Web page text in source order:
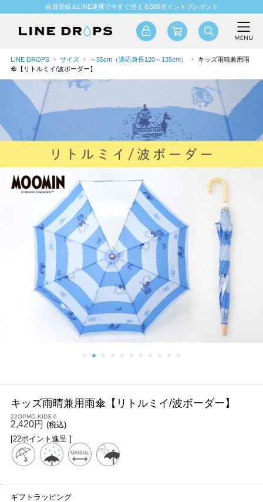
会員登録＆LINE連携で今すぐ使える500ポイントプレゼント
LINE DROPS サイズ ～55cm（適応身長120～135cm）
キッズ雨晴兼用雨
傘【リトルミイ/波ボーダー】
キッズ雨晴兼用雨傘【リトルミイ/波ボーダー】
22OPMO-KIDS-6
2,420円 (税込)
[22ポイント進呈 ]
ギフトラッピング